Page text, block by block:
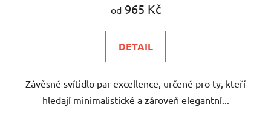
od965 Kč
DETAIL
Závěsné svítidlo par excellence, určené pro ty, kteří
hledají minimalistické a zároveň elegantní...